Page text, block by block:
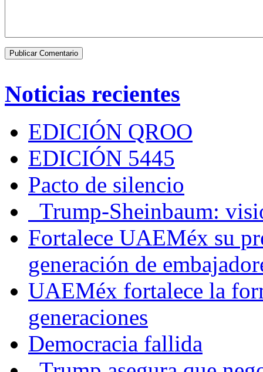
Noticias recientes
EDICIÓN QROO
EDICIÓN 5445
Pacto de silencio
Trump-Sheinbaum:
Fortalece UAEMéx su
generación de
UAEMéx fortalece la
generaciones
Democracia fallida